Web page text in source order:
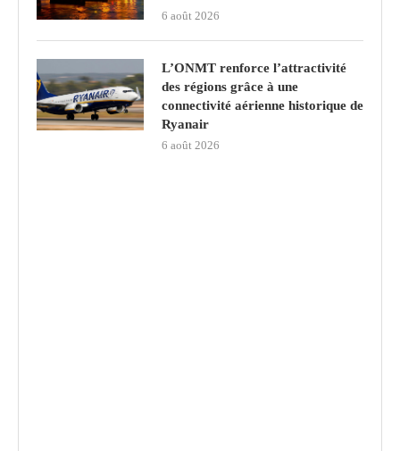
6 août 2026
L’ONMT renforce l’attractivité
des régions grâce à une
connectivité aérienne historique de
Ryanair
6 août 2026